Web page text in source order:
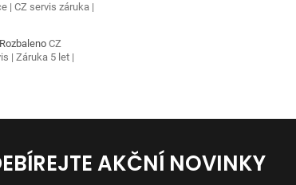
| CZ servis záruka |
CZ
| Záruka 5 let |
AKČNÍ NOVINKY